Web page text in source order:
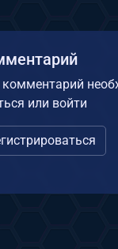
или войти